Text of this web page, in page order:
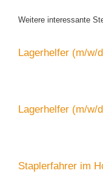
Weitere interessante
Lagerhelfer (m/w/
Lagerhelfer (m/w/
Staplerfahrer im